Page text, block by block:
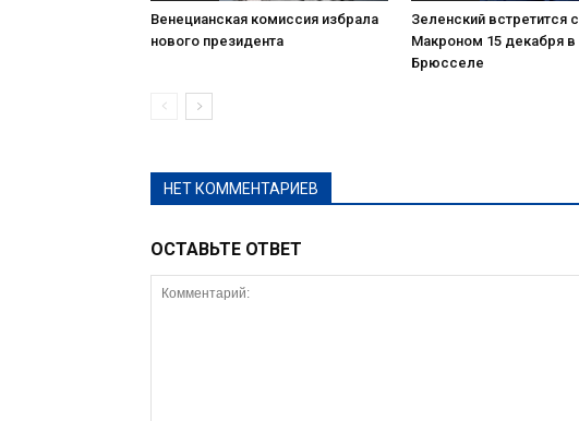
Венецианская комиссия избрала
нового президента
Зеленский встретится с
Макроном 15 декабря в
Брюсселе
НЕТ КОММЕНТАРИЕВ
ОСТАВЬТЕ ОТВЕТ